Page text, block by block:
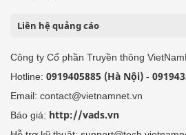
Liên hệ quảng cáo
Công ty Cổ phần Truyền thông
Hotline: 0919405885 (Hà Nội) -
Email: contact@vietnamnet.vn
Báo giá: http://vads.vn